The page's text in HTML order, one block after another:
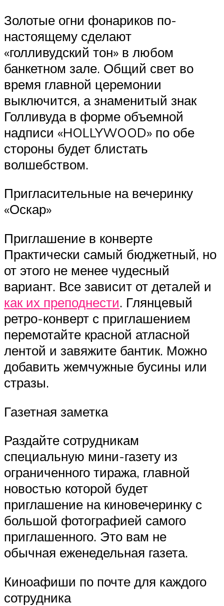
Золотые огни фонариков по-
настоящему сделают
«голливудский тон» в любом
банкетном зале. Общий свет во
время главной церемонии
выключится, а знаменитый знак
Голливуда в форме объемной
надписи «HOLLYWOOD» по обе
стороны будет блистать
волшебством.
Пригласительные на вечеринку
«Оскар»
Приглашение в конверте
Практически самый бюджетный, но
от этого не менее чудесный
вариант. Все зависит от деталей и
как их преподнести. Глянцевый
ретро-конверт с приглашением
перемотайте красной атласной
лентой и завяжите бантик. Можно
добавить жемчужные бусины или
стразы.
Газетная заметка
Раздайте сотрудникам
специальную мини-газету из
ограниченного тиража, главной
новостью которой будет
приглашение на киновечеринку с
большой фотографией самого
приглашенного. Это вам не
обычная еженедельная газета.
Киноафиши по почте для каждого
сотрудника